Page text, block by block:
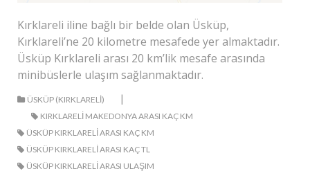
Kırklareli iline bağlı bir belde olan Üsküp,
Kırklareli’ne 20 kilometre mesafede yer almaktadır.
Üsküp Kırklareli arası 20 km’lik mesafe arasında
minibüslerle ulaşım sağlanmaktadır.
ÜSKÜP (KIRKLARELI) |
KIRKLARELI MAKEDONYA ARASI KAÇ KM
ÜSKÜP KIRKLARELI ARASI KAÇ KM
ÜSKÜP KIRKLARELI ARASI KAÇ TL
ÜSKÜP KIRKLARELI ARASI ULAŞIM